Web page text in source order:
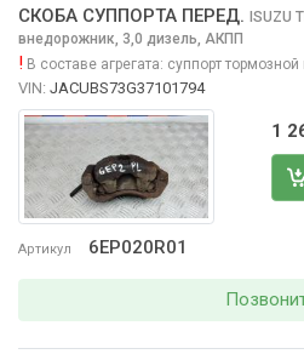
Артикул 6EP020R01
СКОБА СУППОРТА ПЕРЕД. ISUZU
внедорожник, 3,0 дизель, АКПП
! В составе агрегата: суппорт
VIN: JACUBS73G37101794
1